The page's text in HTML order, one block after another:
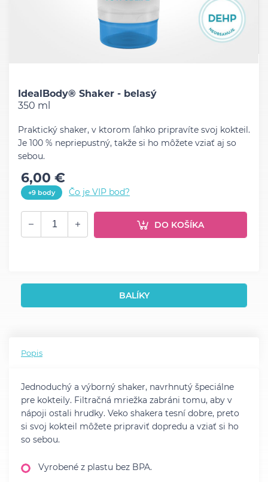
IdealBody® Shaker - belasý
350 ml
Praktický shaker, v ktorom ľahko pripravíte svoj kokteil.
Je 100 % nepriepustný, takže si ho môžete vziať aj so
sebou.
6,00 €
+9 body Čo je VIP bod?
DO KOŠÍKA
BALÍKY
Popis
Jednoduchý a výborný shaker, navrhnutý špeciálne
pre kokteily. Filtračná mriežka zabráni tomu, aby v
nápoji ostali hrudky. Veko shakera tesní dobre, preto
si svoj kokteil môžete pripraviť dopredu a vziať si ho
so sebou.
Vyrobené z plastu bez BPA.